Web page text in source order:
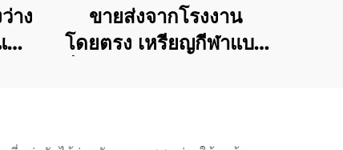
าง
ะ
ขายส่งจากโรงงาน
โดยตรง เหรียญกีฬาแบบ